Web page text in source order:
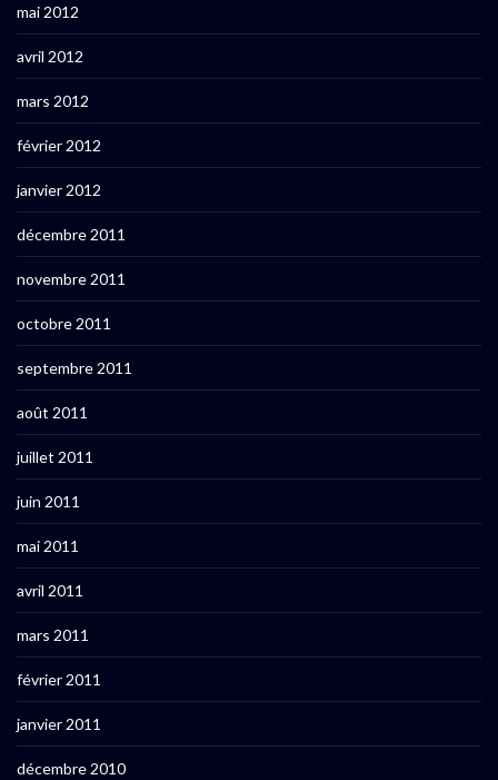
mai 2012
avril 2012
mars 2012
février 2012
janvier 2012
décembre 2011
novembre 2011
octobre 2011
septembre 2011
août 2011
juillet 2011
juin 2011
mai 2011
avril 2011
mars 2011
février 2011
janvier 2011
décembre 2010